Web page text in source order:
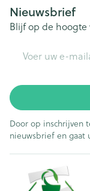
Nieuwsbrief
Blijf op de
Door op inschrijven
nieuwsbrief en gaat